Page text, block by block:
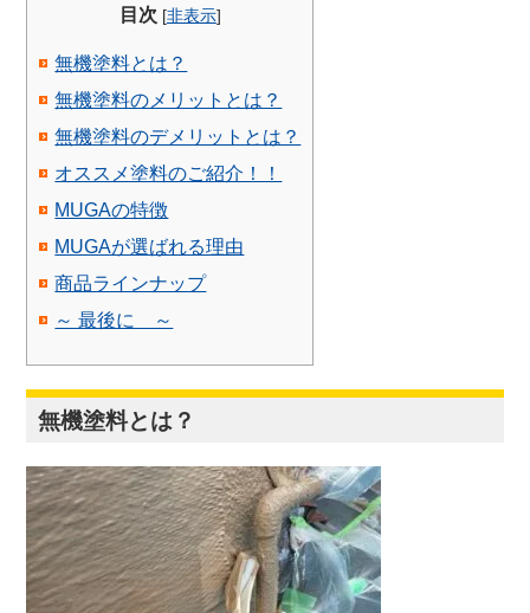
目次 [非表示]
無機塗料とは？
無機塗料のメリットとは？
無機塗料のデメリットとは？
オススメ塗料のご紹介！！
MUGAの特徴
MUGAが選ばれる理由
商品ラインナップ
～ 最後に ～
無機塗料とは？